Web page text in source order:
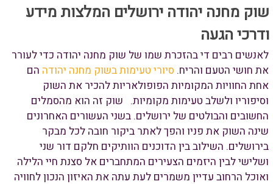
שוק מחנה יהודה ירושלים המלצות מידע
ודרכי הגעה
לאנשים רבים די בהזכרת שמו של שוק מחנה יהודה כדי לעורר
את חושי הטעם והריח. סיורי טעימות בשוק מחנה יהודה הם
אחת החוויות המקומיות הפופולאריות להכיר את השוק
וסיפוריו ולשלב טעימות מקומיות. שוק זה הוא מהסמלים
החשובים והבולטים של ירושלים. בשני העשורים האחרונים
שינה השוק את פניו והפך לאתר ביקור חובה לכל מבקר
בירושלים. השילוב בין הדוכנים הוותיקים חלקם דור שני
ושלישי לבין היזמים הצעירים המתחברים אל סצנת חיי הלילה
ואוכל הרחוב עדיין משמרים לעת עתה את האיזון הנכון לחוויה